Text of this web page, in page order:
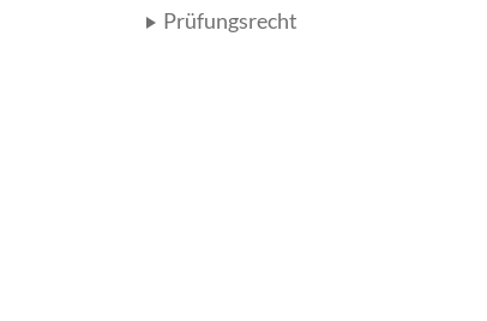
Prüfungsrecht